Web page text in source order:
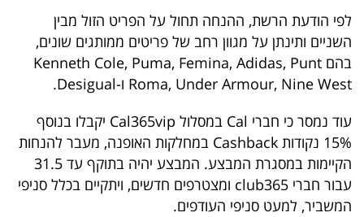
5
המילון
הכלכלי
פודקאסט
40
UNDER
40
לפי הודעת הרשת, ההנחה תחול על הפריט הזול מבין
השניים ותינתן על מגוון רחב של פריטים ממותגים שונים,
בהם Kenneth Cole, Puma, Femina, Adidas, Punt
Roma, Under Armour, Nine West ו-Desigual.
עוד נמסר כי חברי Cal במסלול Cal365vip יקבלו בנוסף
15% נקודות Cashback במחלקות האופנה, מעבר להנחות
הקיימות במסגרת המבצע. המבצע יהיה בתוקף עד 31.5
עבור חברי club365 ומצטרפים חדשים, ויתקיים בכלל סניפי
המשביר, למעט סניפי העודפים.